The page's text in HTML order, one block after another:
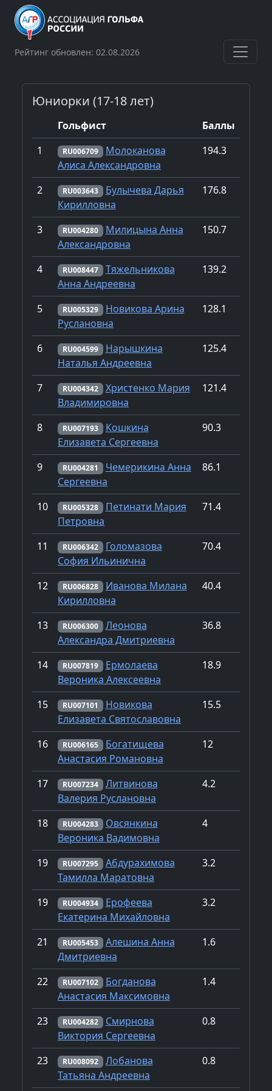
Рейтинг обновлен: 02.08.2026
Юниорки (17-18 лет)
Гольфист
Баллы
1
RU006709
Молоканова
Алиса Александровна
194.3
2 RU003643
Булычева Дарья
Кирилловна
176.8
3 RU004280
Милицына Анна
Александровна
150.7
4 RU008447
Тяжельникова
Анна Андреевна
139.2
5 RU005329
Новикова Арина
Руслановна
128.1
6 RU004599
Нарышкина
Наталья Андреевна
125.4
7 RU004342
Христенко Мария
Владимировна
121.4
8 RU007193
Кошкина
Елизавета Сергеевна
90.3
9 RU004281
Чемерикина Анна
Сергеевна
86.1
10 RU005328
Петинати Мария
Петровна
71.4
11 RU006342
Голомазова
София Ильинична
70.4
12 RU006828
Иванова Милана
Кирилловна
40.4
13 RU006300
Леонова
Александра Дмитриевна
36.8
14 RU007819
Ермолаева
Вероника Алексеевна
18.9
15 RU007101
Новикова
Елизавета Святославовна
15.5
16 RU006165
Богатищева
Анастасия Романовна
12
17 RU007234
Литвинова
Валерия Руслановна
4.2
18 RU004283
Овсянкина
Вероника Вадимовна
4
19 RU007295
Абдурахимова
Тамилла Маратовна
3.2
19 RU004934
Ерофеева
Екатерина Михайловна
3.2
21 RU005453
Алешина Анна
Дмитриевна
1.6
22 RU007102
Богданова
Анастасия Максимовна
1.4
23 RU004282
Смирнова
Виктория Сергеевна
0.8
23 RU008092
Лобанова
Татьяна Андреевна
0.8